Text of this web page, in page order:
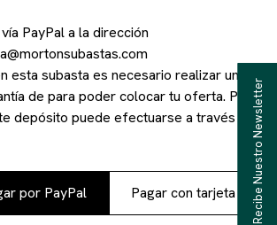
PayPal a la dirección
esta subasta es necesario realizar un
depara poder colocar tu oferta. Por
depósito puede efectuarse a través de
por PayPal Pagar con tarjeta Recibe Nuestro Newsletter